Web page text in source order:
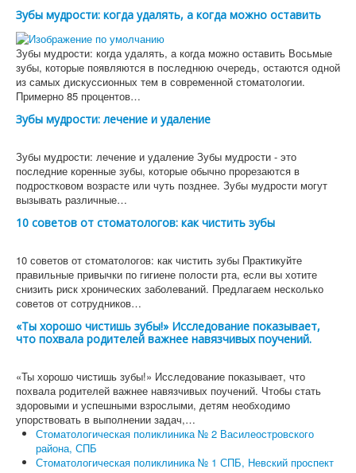
Зубы мудрости: когда удалять, а когда можно оставить
Зубы мудрости: когда удалять, а когда можно оставить Восьмые
зубы, которые появляются в последнюю очередь, остаются одной
из самых дискуссионных тем в современной стоматологии.
Примерно 85 процентов…
Зубы мудрости: лечение и удаление
Зубы мудрости: лечение и удаление Зубы мудрости - это
последние коренные зубы, которые обычно прорезаются в
подростковом возрасте или чуть позднее. Зубы мудрости могут
вызывать различные…
10 советов от стоматологов: как чистить зубы
10 советов от стоматологов: как чистить зубы Практикуйте
правильные привычки по гигиене полости рта, если вы хотите
снизить риск хронических заболеваний. Предлагаем несколько
советов от сотрудников…
«Ты хорошо чистишь зубы!» Исследование показывает,
что похвала родителей важнее навязчивых поучений.
«Ты хорошо чистишь зубы!» Исследование показывает, что
похвала родителей важнее навязчивых поучений. Чтобы стать
здоровыми и успешными взрослыми, детям необходимо
упорствовать в выполнении задач,…
Стоматологическая поликлиника № 2 Василеостровского
района, СПБ
Стоматологическая поликлиника № 1 СПБ, Невский проспект